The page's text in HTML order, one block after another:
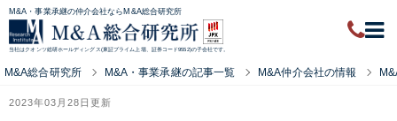
M&A・事業承継の仲介会社ならM&A総合研究所
当社はクオンツ総研ホールディングス(東証プライム上場、証券コード9552)の子会社です。
M&A総合研究所 M&A・事業承継の記事一覧 M&A仲介会社の情報
2023年03月28日更新